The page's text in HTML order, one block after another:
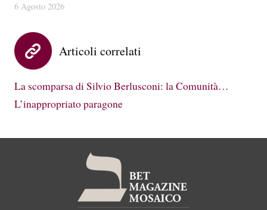
6 Agosto 2026
Articoli correlati
La scomparsa di Silvio Berlusconi: la Comunità…
L’inappropriato paragone